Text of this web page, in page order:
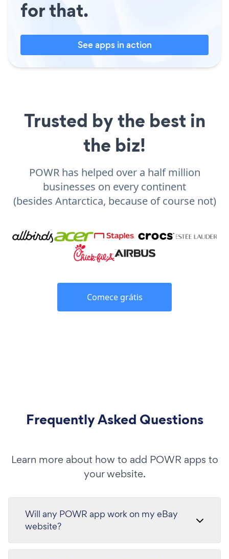
for that.
See apps in action
Trusted by the best in
the biz!
POWR has helped over a half million
businesses on every continent
(besides Antarctica, because of course not)
Comece grátis
Frequently Asked Questions
Learn more about how to add POWR apps to
your website.
Will any POWR app work on my eBay
website?